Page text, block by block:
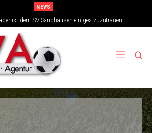
NEWS
ist dem SV Sandhausen einiges zuzutrauen
sehen sich für den Tanz auf drei Hochzeiten gut
aufgestellt